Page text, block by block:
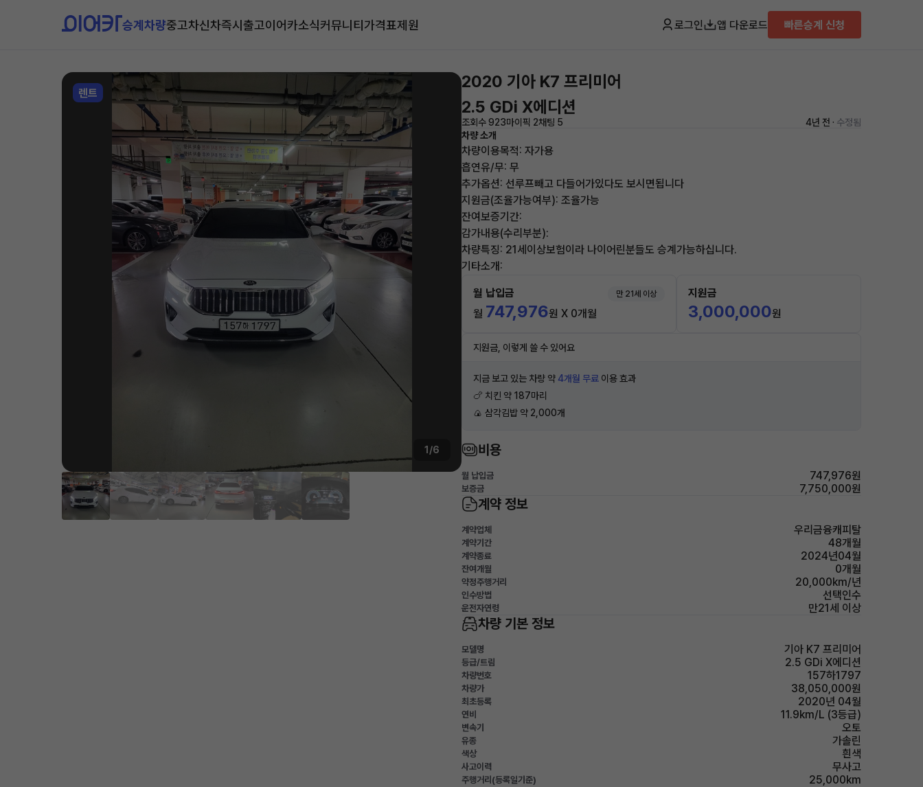
승계차량중고차신차즉시출고이어카소식커뮤니티가격표제원 로그인 앱 다운로드 빠른승계 신청
렌트
1/6
2020 기아 K7 프리미어
2.5 GDi X에디션
조회수 923마이픽 2채팅 5 4년 전 · 수정됨
차량 소개
차량이용목적: 자가용
흡연유/무: 무
추가옵션: 선루프빼고 다들어가있다도 보시면됩니다
지원금(조율가능여부): 조율가능
잔여보증기간:
감가내용(수리부분):
차량특징: 21세이상보험이라 나이어린분들도 승계가능하십니다.
기타소개:
월 납입금 만 21세 이상
월 747,976원 X 0개월
지원금
3,000,000원
지원금, 이렇게 쓸 수 있어요
지금 보고 있는 차량 약 4개월 무료 이용 효과
🍗 치킨 약 187마리
🍙 삼각김밥 약 2,000개
비용
월 납입금 747,976원
보증금 7,750,000원
계약 정보
계약업체 우리금융캐피탈
계약기간 48개월
계약종료 2024년04월
잔여개월 0개월
약정주행거리 20,000km/년
인수방법 선택인수
운전자연령 만21세 이상
차량 기본 정보
모델명 기아 K7 프리미어
등급/트림 2.5 GDi X에디션
차량번호 157하1797
차량가 38,050,000원
최초등록 2020년 04월
연비 11.9km/L (3등급)
변속기 오토
유종 가솔린
색상 흰색
사고이력 무사고
주행거리(등록일기준) 25,000km